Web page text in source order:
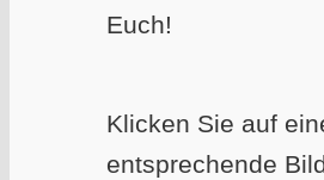
Euch!
Klicken Sie auf
entsprechende